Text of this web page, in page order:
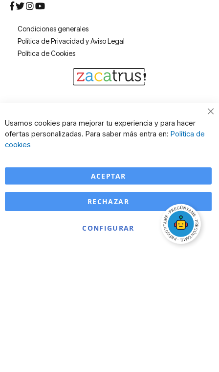
Condiciones generales
Política de Privacidad y Aviso Legal
Política de Cookies
Usamos cookies para mejorar tu experiencia y para hacer
ofertas personalizadas. Para saber más entra en: Política de
cookies
ACEPTAR
CONFIGURAR
RECHAZAR